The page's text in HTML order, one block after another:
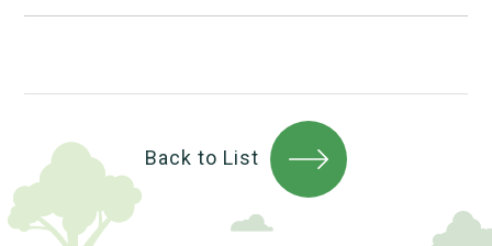
Back to List